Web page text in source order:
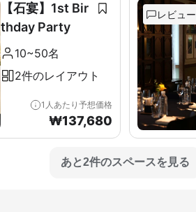
【石宴】1st Bir
thday Party
10~50名
2件のレイアウト
1人あたり予想価格
₩137,680
レビュー
あと2件のスペースを見る